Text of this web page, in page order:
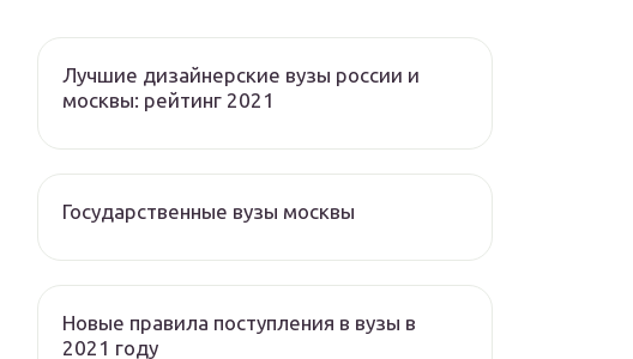
Лучшие дизайнерские вузы россии и
москвы: рейтинг 2021
Государственные вузы москвы
Новые правила поступления в вузы в
2021 году